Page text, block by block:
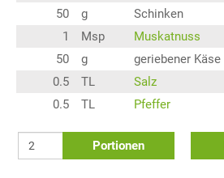
50
g
Schinken
1
Msp
Muskatnuss
50
g
geriebener Käse
0.5
TL
Salz
0.5
TL Pfeffer
Portionen